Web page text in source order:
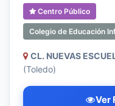
Centro Público
Colegio de Educación
CL. NUEVAS
(Toledo)
Ver